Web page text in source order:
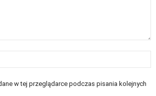
w tej przeglądarce podczas pisania kolejnych